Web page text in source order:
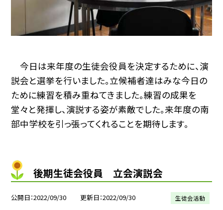
今日は来年度の生徒会役員を決定するために、演
説会と選挙を行いました。立候補者達はみな今日の
ために練習を積み重ねてきました。練習の成果を
堂々と発揮し、演説する姿が素敵でした。来年度の南
部中学校を引っ張ってくれることを期待します。
後期生徒会役員 立会演説会
公開日 2022/09/30 更新日 2022/09/30 生徒会活動